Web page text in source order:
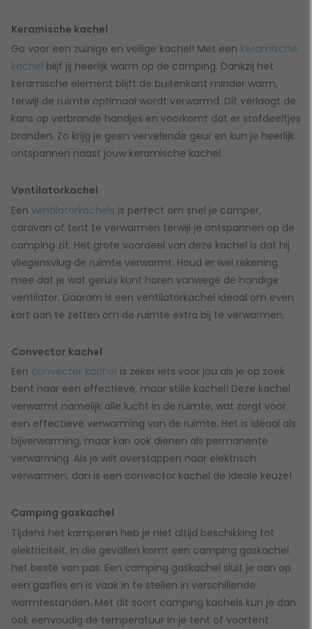
Keramische kachel
Ga voor een zuinige en veilige kachel! Met een keramische
kachel blijf jij heerlijk warm op de camping. Dankzij het
keramische element blijft de buitenkant minder warm,
terwijl de ruimte optimaal wordt verwarmd. Dit verlaagt de
kans op verbrande handjes en voorkomt dat er stofdeeltjes
branden. Zo krijg je geen vervelende geur en kun je heerlijk
ontspannen naast jouw keramische kachel.
Ventilatorkachel
Een ventilatorkachels is perfect om snel je camper,
caravan of tent te verwarmen terwijl je ontspannen op de
camping zit. Het grote voordeel van deze kachel is dat hij
vliegensvlug de ruimte verwarmt. Houd er wel rekening
mee dat je wat geruis kunt horen vanwege de handige
ventilator. Daarom is een ventilatorkachel ideaal om even
kort aan te zetten om de ruimte extra bij te verwarmen.
Convector kachel
Een convector kachel is zeker iets voor jou als je op zoek
bent naar een effectieve, maar stille kachel! Deze kachel
verwarmt namelijk alle lucht in de ruimte, wat zorgt voor
een effectieve verwarming van de ruimte. Het is ideaal als
bijverwarming, maar kan ook dienen als permanente
verwarming. Als je wilt overstappen naar elektrisch
verwarmen, dan is een convector kachel de ideale keuze!
Camping gaskachel
Tijdens het kamperen heb je niet altijd beschikking tot
elektriciteit. In die gevallen komt een camping gaskachel
het beste van pas. Een camping gaskachel sluit je aan op
een gasfles en is vaak in te stellen in verschillende
warmtestanden. Met dit soort camping kachels kun je dan
ook eenvoudig de temperatuur in je tent of voortent